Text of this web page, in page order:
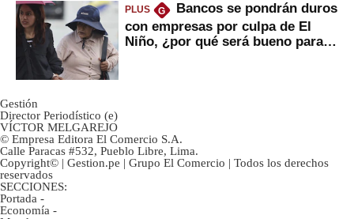
PLUS G
Bancos se pondrán duros
con empresas por culpa de El
Niño, ¿por qué será bueno para
Gestión
Director Periodístico (e)
VÍCTOR MELGAREJO
© Empresa Editora El Comercio S.A.
Calle Paracas #532, Pueblo Libre, Lima.
Copyright© | Gestion.pe | Grupo El Comercio | Todos los derechos
reservados
SECCIONES:
Portada -
Economía -